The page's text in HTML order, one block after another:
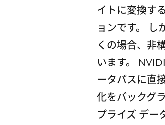
イトに変換す
ョンです。 し
くの場合、非
います。
ータパスに直
化をバックグ
プライズ デー